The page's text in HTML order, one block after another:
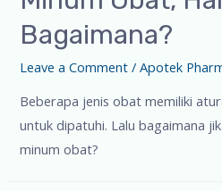
Bagaimana?
Leave a Comment /Apotek
Beberapa jenis obat memiliki
untuk dipatuhi. Lalu bagaimana
minum obat?